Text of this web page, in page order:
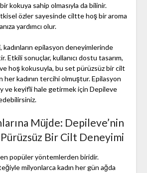
kokuya sahip olmasıyla da bilinir.
özler sayesinde ciltte hoş bir aroma
yardımcı olur.
epilasyon deneyimlerinde
Etkili sonuçlar, kullanıcı dostu tasarım,
ve hoş kokusuyla, bu set pürüzsüz bir cilt
kadının tercihi olmuştur. Epilasyon
ve keyifli hale getirmek için Depileve
Müjde: Depileve’nin
Bir Cilt Deneyimi
en popüler yöntemlerden biridir.
milyonlarca kadın her gün ağda